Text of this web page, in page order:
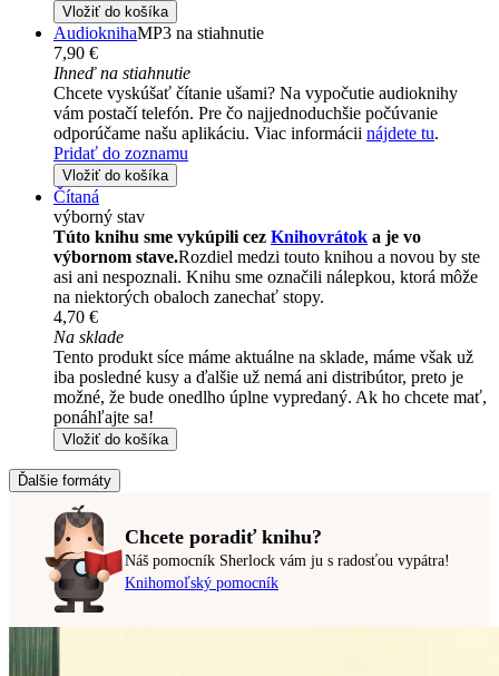
Vložiť do košíka
AudioknihaMP3 na stiahnutie
7,90 €
Ihneď na stiahnutie
Chcete vyskúšať čítanie ušami? Na vypočutie audioknihy
vám postačí telefón. Pre čo najjednoduchšie počúvanie
odporúčame našu aplikáciu. Viac informácii nájdete tu.
Pridať do zoznamu
Vložiť do košíka
Čítaná
výborný stav
Túto knihu sme vykúpili cez Knihovrátok a je vo
výbornom stave.Rozdiel medzi touto knihou a novou by ste
asi ani nespoznali. Knihu sme označili nálepkou, ktorá môže
na niektorých obaloch zanechať stopy.
4,70 €
Na sklade
Tento produkt síce máme aktuálne na sklade, máme však už
iba posledné kusy a ďalšie už nemá ani distribútor, preto je
možné, že bude onedlho úplne vypredaný. Ak ho chcete mať,
ponáhľajte sa!
Vložiť do košíka
Ďalšie formáty
Chcete poradiť knihu?
Náš pomocník Sherlock vám ju s radosťou vypátra!
Knihomoľský pomocník